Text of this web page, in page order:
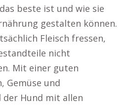
beste ist und wie sie
gestalten können.
Fleisch fressen,
nicht
Mit einer guten
Gemüse und
der Hund mit allen